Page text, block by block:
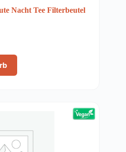
Nacht Tee Filterbeutel